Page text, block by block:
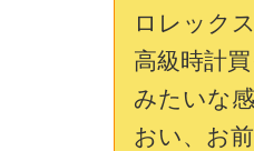
ロレック
高級時計
みたいな
おい、お